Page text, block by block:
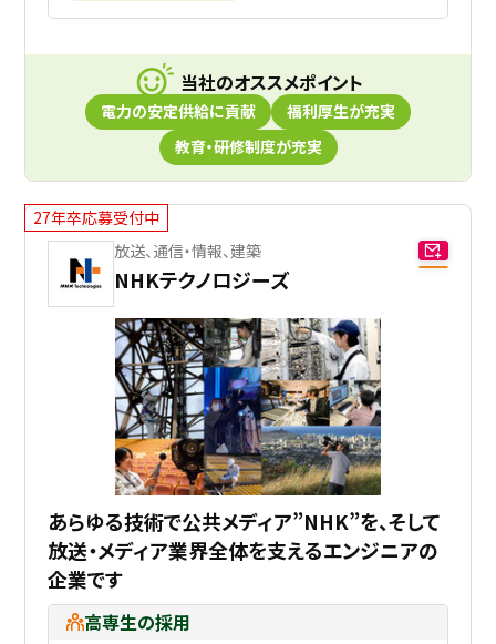
当社のオススメポイント
電力の安定供給に貢献
福利厚生が充実
教育・研修制度が充実
27年卒応募受付中
放送、通信・情報、建築
NHKテクノロジーズ
あらゆる技術で公共メディア”NHK”を、そして
放送・メディア業界全体を支えるエンジニアの
企業です
高専生の採用